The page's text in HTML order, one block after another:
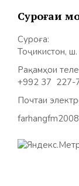
Суроғаи
Суроға:
Тоҷикистон,
Рақамҳои
+992 37 227-
Почтаи